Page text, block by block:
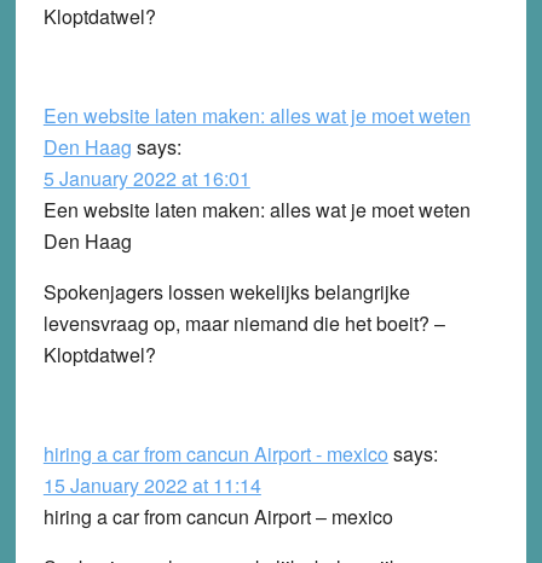
Kloptdatwel?
Een website laten maken: alles wat je moet weten
Den Haag says:
5 January 2022 at 16:01
Een website laten maken: alles wat je moet weten
Den Haag
Spokenjagers lossen wekelijks belangrijke
levensvraag op, maar niemand die het boeit? –
Kloptdatwel?
hiring a car from cancun Airport - mexico says:
15 January 2022 at 11:14
hiring a car from cancun Airport – mexico